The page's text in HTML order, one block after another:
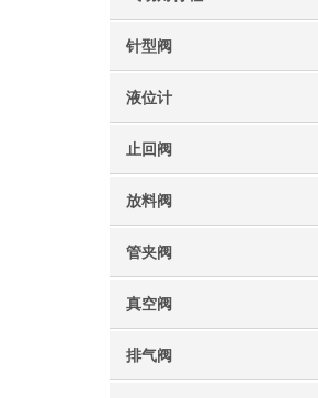
针型阀
液位计
止回阀
放料阀
管夹阀
真空阀
排气阀